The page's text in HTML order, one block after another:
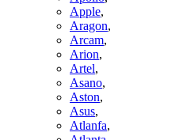
Apple,
Aragon,
Arcam,
Arion,
Artel,
Asano,
Aston,
Asus,
Atlanfa,